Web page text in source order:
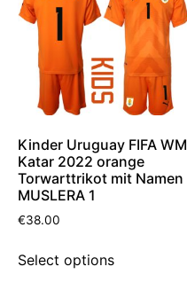
Kinder Uruguay FIFA WM
Katar 2022 orange
Torwarttrikot mit Namen
MUSLERA 1
€38.00
Select options